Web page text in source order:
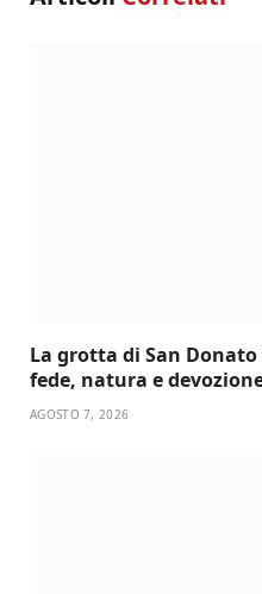
La grotta di San
fede, natura e
AGOSTO 7, 2026